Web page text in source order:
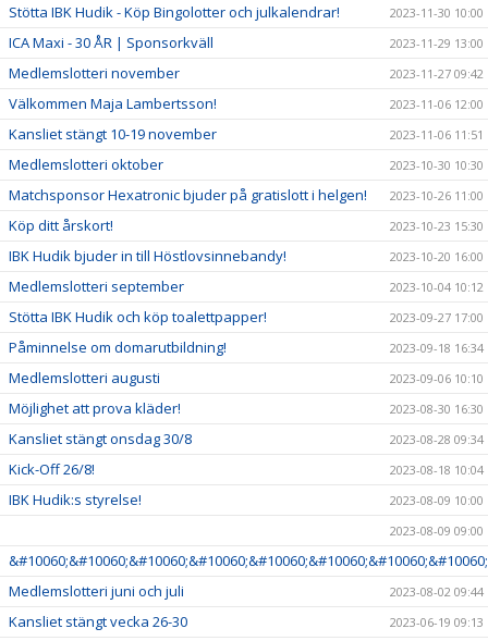
Stötta IBK Hudik - Köp Bingolotter och julkalendrar! 2023-11-30 10:00
ICA Maxi - 30 ÅR | Sponsorkväll 2023-11-29 13:00
Medlemslotteri november 2023-11-27 09:42
Välkommen Maja Lambertsson! 2023-11-06 12:00
Kansliet stängt 10-19 november 2023-11-06 11:51
Medlemslotteri oktober 2023-10-30 10:30
Matchsponsor Hexatronic bjuder på gratislott i helgen! 2023-10-26 11:00
Köp ditt årskort! 2023-10-23 15:30
IBK Hudik bjuder in till Höstlovsinnebandy! 2023-10-20 16:00
Medlemslotteri september 2023-10-04 10:12
Stötta IBK Hudik och köp toalettpapper! 2023-09-27 17:00
Påminnelse om domarutbildning! 2023-09-18 16:34
Medlemslotteri augusti 2023-09-06 10:10
Möjlighet att prova kläder! 2023-08-30 16:30
Kansliet stängt onsdag 30/8 2023-08-28 09:34
Kick-Off 26/8! 2023-08-18 10:04
IBK Hudik:s styrelse!
2023-08-09 10:00
2023-08-09 09:00
Medlemslotteri juni och juli
2023-08-02 09:44
Kansliet stängt vecka 26-30 2023-06-19 09:13